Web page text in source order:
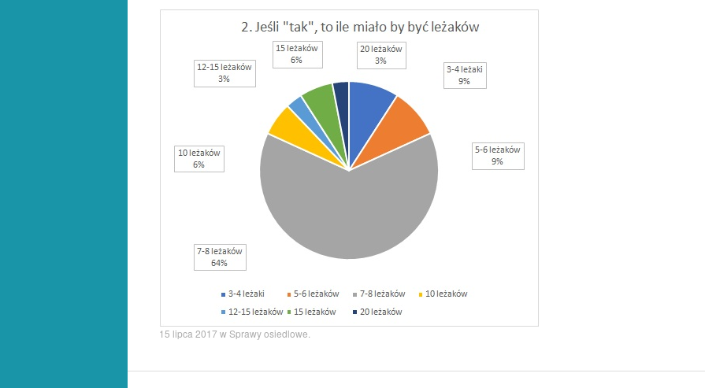
15 lipca 2017 wSprawy osiedlowe